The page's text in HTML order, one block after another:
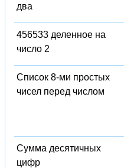
два
456533 деленное на
число 2
Список 8-ми простых
чисел перед числом
Сумма десятичных
цифр